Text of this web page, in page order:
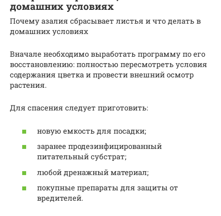
домашних условиях
Почему азалия сбрасывает листья и что делать в
домашних условиях
Вначале необходимо выработать программу по его
восстановлению: полностью пересмотреть условия
содержания цветка и провести внешний осмотр
растения.
Для спасения следует приготовить:
новую емкость для посадки;
заранее продезинфицированный
питательный субстрат;
любой дренажный материал;
покупные препараты для защиты от
вредителей.